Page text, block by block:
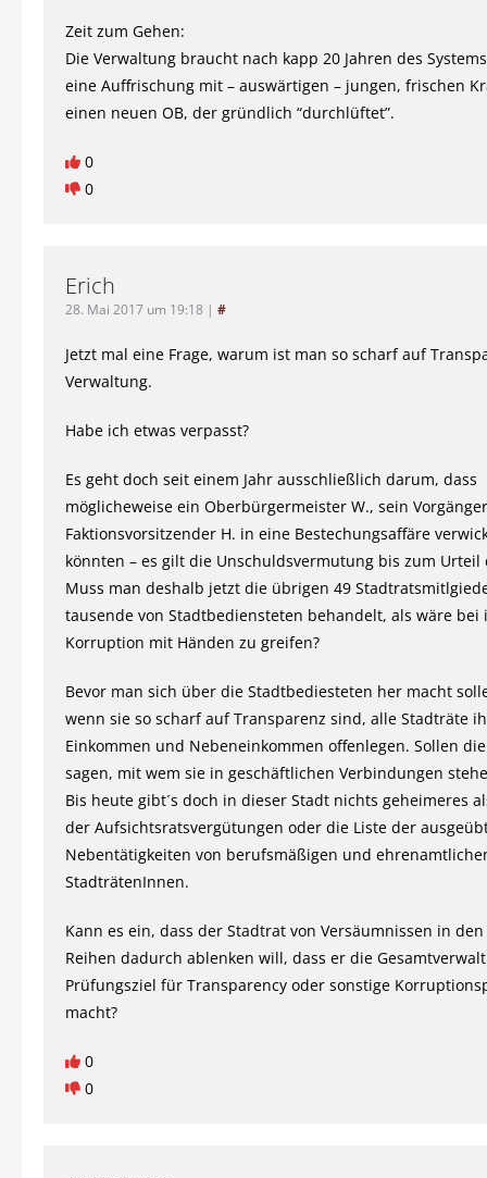
Zeit zum Gehen:
Die Verwaltung braucht nach kapp 20 Jahren des
eine Auffrischung mit – auswärtigen – jungen, frischen
einen neuen OB, der gründlich “durchlüftet”.
0
0
Erich
28. Mai 2017 um 19:18 | #
Jetzt mal eine Frage, warum ist man so scharf auf
Verwaltung.
Habe ich etwas verpasst?
Es geht doch seit einem Jahr ausschließlich darum, dass
möglicheweise ein Oberbürgermeister W., sein
Faktionsvorsitzender H. in eine Bestechungsaffäre
könnten – es gilt die Unschuldsvermutung bis zum Urteil
Muss man deshalb jetzt die übrigen 49
tausende von Stadtbediensteten behandelt, als wäre bei
Korruption mit Händen zu greifen?
Bevor man sich über die Stadtbediesteten her macht
wenn sie so scharf auf Transparenz sind, alle Stadträte
Einkommen und Nebeneinkommen offenlegen. Sollen
sagen, mit wem sie in geschäftlichen Verbindungen
Bis heute gibt´s doch in dieser Stadt nichts geheimeres
der Aufsichtsratsvergütungen oder die Liste der
Nebentätigkeiten von berufsmäßigen und
StadträtenInnen.
Kann es ein, dass der Stadtrat von Versäumnissen in
Reihen dadurch ablenken will, dass er die
Prüfungsziel für Transparency oder sonstige
macht?
0
0